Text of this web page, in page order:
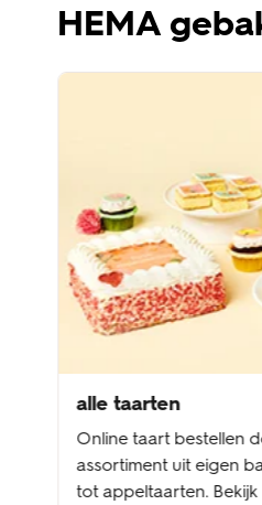
HEMA
alle taarten
Online taart bestellen
assortiment uit eigen
tot appeltaarten.